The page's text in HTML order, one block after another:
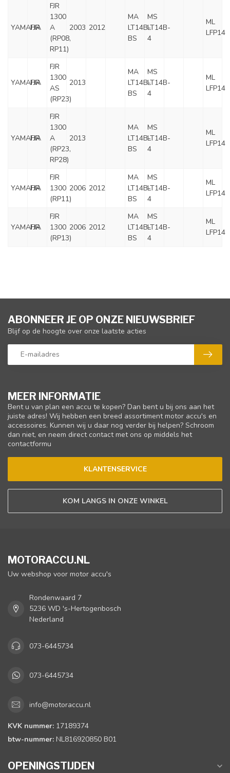
YAMAHA
FJR
FJR
1300
A
(RP08,
RP11)
2003 2012
MA
LT14B-
BS
MS
LT14B-
4
ML
LFP14
YAMAHA
FJR
FJR
1300
AS
(RP23)
2013
MA
LT14B-
BS
MS
LT14B-
4
ML
LFP14
YAMAHA
FJR
FJR
1300
A
(RP23,
RP28)
2013
MA
LT14B-
BS
MS
LT14B-
4
ML
LFP14
YAMAHA
FJR
FJR
1300
(RP11)
2006 2012
MA
LT14B-
BS
MS
LT14B-
4
ML
LFP14
YAMAHA
FJR
FJR
1300
(RP13)
2006 2012
MA
LT14B-
BS
MS
LT14B-
4
ML
LFP14
MEER INFORMATIE
Bent u van plan een accu te kopen? Dan bent u bij ons aan het
juiste adres! Wij hebben een breed assortiment motor accu's en
accessoires. Kunnen wij u daar nog verder bij helpen? Schroom
dan niet, en neem direct contact met ons op middels het
contactformu
KLANTENSERVICE
KOM LANGS IN ONZE WINKEL
ABONNEER JE OP ONZE NIEUWSBRIEF
Blijf op de hoogte over onze laatste acties
MOTORACCU.NL
Uw webshop voor motor accu's
Rondenwaard 7
5236 WD 's-Hertogenbosch
Nederland
073-6445734
073-6445734
info@motoraccu.nl
KVK nummer: 17189374
btw-nummer: NL816920850 B01
OPENINGSTIJDEN